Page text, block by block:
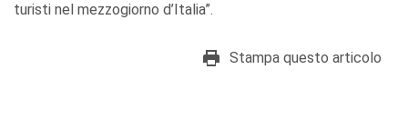
turisti nel mezzogiorno d’Italia”.
Stampa questo articolo